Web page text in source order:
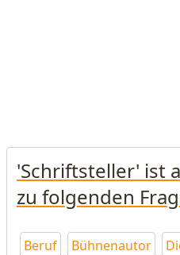
'Schriftsteller' ist
zu folgenden
Beruf Bühnenautor